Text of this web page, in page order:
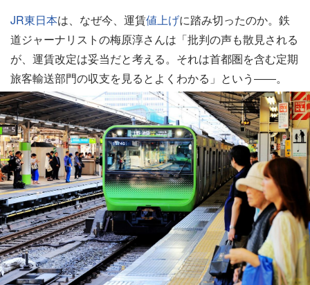
JR東日本は、なぜ今、運賃値上げに踏み切ったのか。鉄
道ジャーナリストの梅原淳さんは「批判の声も散見される
が、運賃改定は妥当だと考える。それは首都圏を含む定期
旅客輸送部門の収支を見るとよくわかる」という――。